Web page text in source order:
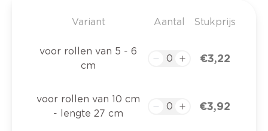
Variant Aantal Stukprijs
voor rollen van 5 - 6
cm
€ 3,22
voor rollen van 10 cm
- lengte 27 cm
€ 3,92